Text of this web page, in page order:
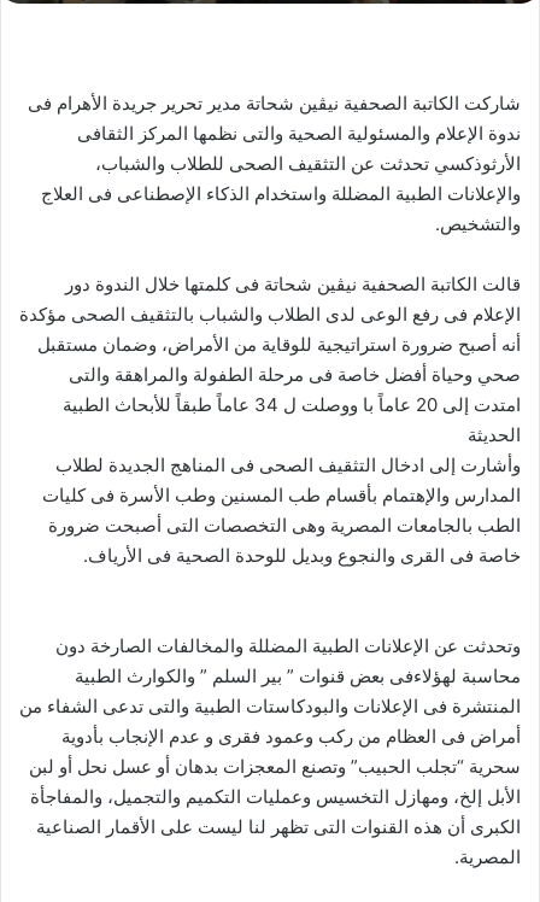
شاركت الكاتبة الصحفية نيڤين شحاتة مدير تحرير جريدة الأهرام فى
ندوة الإعلام والمسئولية الصحية والتى نظمها المركز الثقافى
الأرثوذكسي تحدثت عن التثقيف الصحى للطلاب والشباب،
والإعلانات الطبية المضللة واستخدام الذكاء الإصطناعى فى العلاج
والتشخيص.
قالت الكاتبة الصحفية نيڤين شحاتة فى كلمتها خلال الندوة دور
الإعلام فى رفع الوعى لدى الطلاب والشباب بالتثقيف الصحى مؤكدة
أنه أصبح ضرورة استراتيجية للوقاية من الأمراض، وضمان مستقبل
صحي وحياة أفضل خاصة فى مرحلة الطفولة والمراهقة والتى
امتدت إلى 20 عاماً با ووصلت ل 34 عاماً طبقاً للأبحاث الطبية
الحديثة
وأشارت إلى ادخال التثقيف الصحى فى المناهج الجديدة لطلاب
المدارس والإهتمام بأقسام طب المسنين وطب الأسرة فى كليات
الطب بالجامعات المصرية وهى التخصصات التى أصبحت ضرورة
خاصة فى القرى والنجوع وبديل للوحدة الصحية فى الأرياف.
وتحدثت عن الإعلانات الطبية المضللة والمخالفات الصارخة دون
محاسبة لهؤلاءفى بعض قنوات ” بير السلم ” والكوارث الطبية
المنتشرة فى الإعلانات والبودكاستات الطبية والتى تدعى الشفاء من
أمراض فى العظام من ركب وعمود فقرى و عدم الإنجاب بأدوية
سحرية “تجلب الحبيب” وتصنع المعجزات بدهان أو عسل نحل أو لبن
الأبل إلخ، ومهازل التخسيس وعمليات التكميم والتجميل، والمفاجأة
الكبرى أن هذه القنوات التى تظهر لنا ليست على الأقمار الصناعية
المصرية.